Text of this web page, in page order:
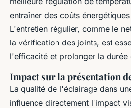
entraîner des coûts
L'entretien régulier, comme le
la vérification des joints, est
l'efficacité et prolonger la durée
Impact sur la présentation
La qualité de l'éclairage dans
influence directement l'impact